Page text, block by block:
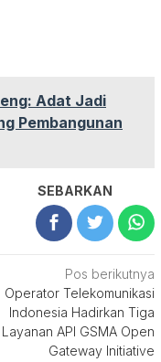
Adat Jadi
Pembangunan
SEBARKAN
Pos berikutnya
Operator Telekomunikasi
Indonesia Hadirkan Tiga
Layanan API GSMA Open
Gateway Initiative